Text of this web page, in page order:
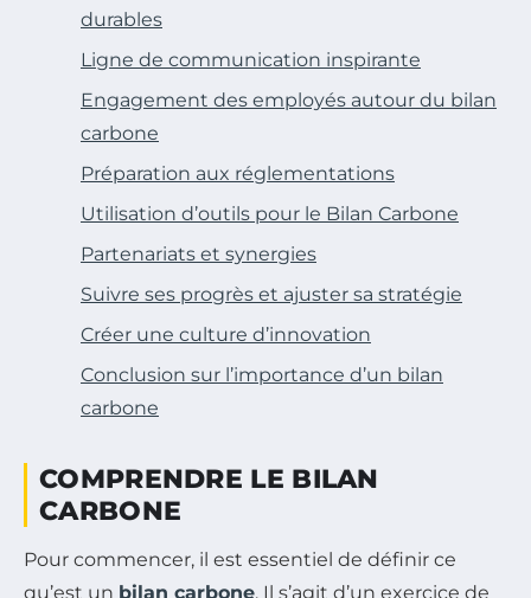
durables
Ligne de communication inspirante
Engagement des employés autour du bilan
carbone
Préparation aux réglementations
Utilisation d’outils pour le Bilan Carbone
Partenariats et synergies
Suivre ses progrès et ajuster sa stratégie
Créer une culture d’innovation
Conclusion sur l’importance d’un bilan
carbone
COMPRENDRE LE BILAN
CARBONE
Pour commencer, il est essentiel de définir ce
qu’est un bilan carbone. Il s’agit d’un exercice de